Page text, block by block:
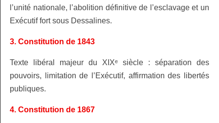
l’unité nationale, l’abolition définitive de l’esclavage et un
Exécutif fort sous Dessalines.
3. Constitution de 1843
Texte libéral majeur du XIXᵉ siècle : séparation des
pouvoirs, limitation de l’Exécutif, affirmation des libertés
publiques.
4. Constitution de 1867